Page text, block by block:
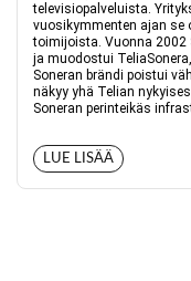
televisiopalveluista.
vuosikymmenten ajan se
toimijoista. Vuonna 2002
ja muodostui
Soneran brändi poistui
näkyy yhä Telian
Soneran perinteikäs
LUE LISÄÄ